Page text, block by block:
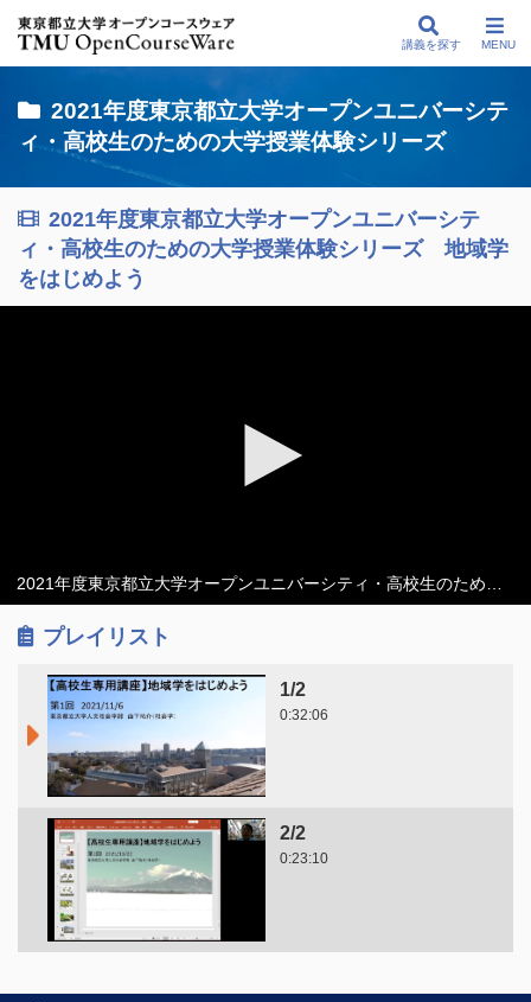
講義を探す MENU
2021年度東京都立大学オープンユニバーシテ
ィ・高校生のための大学授業体験シリーズ
2021年度東京都立大学オープンユニバーシテ
ィ・高校生のための大学授業体験シリーズ 地域学
をはじめよう
プレイリスト
1/2
0:32:06
2/2
0:23:10